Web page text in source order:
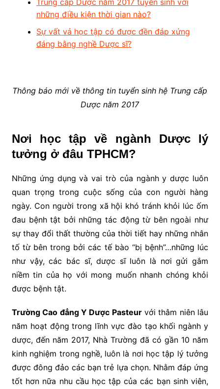
Trung cấp Dược năm 2017 tuyển sinh với
những điều kiện thời gian nào?
Sự vất vả học tập có được đền đáp xứng
đáng bằng nghề Dược sĩ?
Thông báo mới về thông tin tuyển sinh hệ Trung cấp
Dược năm 2017
Nơi học tập về ngành Dược lý
tưởng ở đâu TPHCM?
Những ứng dụng và vai trò của ngành y dược luôn
quan trọng trong cuộc sống của con người hàng
ngày. Con người trong xã hội khó tránh khỏi lúc ốm
đau bệnh tật bởi những tác động từ bên ngoài như
sự thay đổi thất thường của thời tiết hay những nhân
tố từ bên trong bởi các tế bào “bị bệnh”…những lúc
như vậy, các bác sĩ, dược sĩ luôn là nơi gửi gắm
niềm tin của họ với mong muốn nhanh chóng khỏi
được bệnh tật.
Trường Cao đẳng Y Dược Pasteurvới thâm niên lâu
năm hoạt động trong lĩnh vực đào tạo khối ngành y
dược, đến năm 2017, Nhà Trường đã có gần 10 năm
kinh nghiệm trong nghề, luôn là nơi học tập lý tưởng
được đông đảo các bạn trẻ lựa chọn. Nhằm đáp ứng
tốt hơn nữa nhu cầu học tập của các bạn sinh viên,